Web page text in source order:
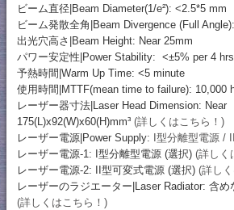
ビーム直径|Beam Diameter(1/e²): <2.5*5 mm
ビーム発散全角|Beam Divergence (Full
出光穴高さ|Beam Height: Near 25mm
パワー安定性|Power Stability: <±5% per 4 hrs
予熱時間|Warm Up Time: <5 minute
使用時間|MTTF(mean time to failure): 10,000
レーザー器寸法|Laser Head Dimension: Near
175(L)x92(W)x60(H)mm³ (詳しくはこちら！)
レーザー電源|Power Supply: I型分離型電源 /
レーザー電源-1: I型分離型電源 (選択) (詳しく
レーザー電源-2: II型可変式電源 (選択) (詳し
レーザーのラジエーター|Laser Radiator: 含め
(詳しくはこちら！)